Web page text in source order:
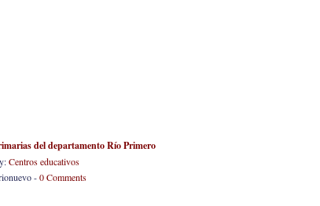
del departamento Río Primero
Centros educativos
-0 Comments